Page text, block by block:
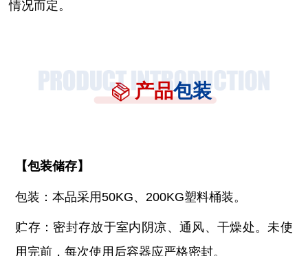
情况而定。
产品包装
【包装储存】
包装：本品采用50KG、200KG塑料桶装。
贮存：密封存放于室内阴凉、通风、干燥处。未使
用完前，每次使用后容器应严格密封。